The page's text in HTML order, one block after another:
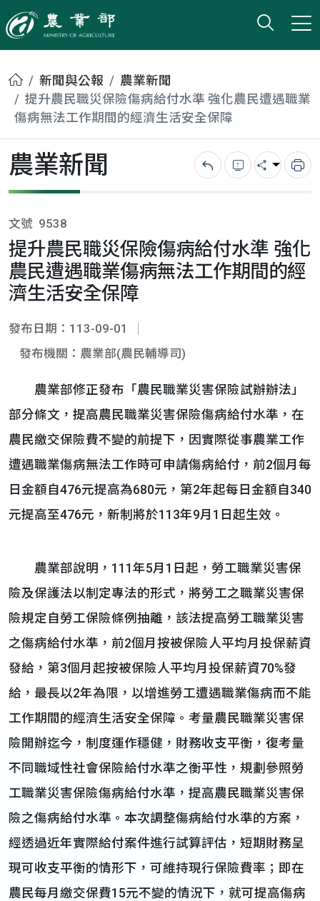
農業部
打開
小版
首頁新聞與公報
農業新聞
提升農民職災保險傷病給付水準 強化農民遭遇職業
傷病無法工作期間的經濟生活安全保障
農業新聞 回上一頁錯誤回報
分享 列
文號 9538
提升農民職災保險傷病給付水準 強化
農民遭遇職業傷病無法工作期間的經
濟生活安全保障
發布日期：113-09-01
發布機關：農業部(農民輔導司)
農業部修正發布「農民職業災害保險試辦辦法」
部分條文，提高農民職業災害保險傷病給付水準，在
農民繳交保險費不變的前提下，因實際從事農業工作
遭遇職業傷病無法工作時可申請傷病給付，前2個月每
日金額自476元提高為680元，第2年起每日金額自340
元提高至476元，新制將於113年9月1日起生效。
農業部說明，111年5月1日起，勞工職業災害保
險及保護法以制定專法的形式，將勞工之職業災害保
險規定自勞工保險條例抽離，該法提高勞工職業災害
之傷病給付水準，前2個月按被保險人平均月投保薪資
發給，第3個月起按被保險人平均月投保薪資70%發
給，最長以2年為限，以增進勞工遭遇職業傷病而不能
工作期間的經濟生活安全保障。考量農民職業災害保
險開辦迄今，制度運作穩健，財務收支平衡，復考量
不同職域性社會保險給付水準之衡平性，規劃參照勞
工職業災害保險傷病給付水準，提高農民職業災害保
險之傷病給付水準。本次調整傷病給付水準的方案，
經透過近年實際給付案件進行試算評估，短期財務呈
現可收支平衡的情形下，可維持現行保險費率；即在
農民每月繳交保費15元不變的情況下，就可提高傷病